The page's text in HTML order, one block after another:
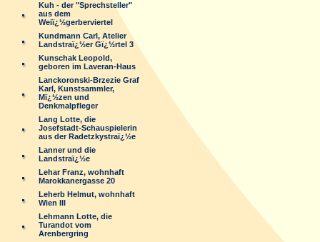
Kuh - der "Sprechsteller"
aus dem
Weiï¿½gerberviertel
Kundmann Carl, Atelier
Landstraï¿½er Gï¿½rtel 3
Kunschak Leopold,
geboren im Laveran-Haus
Lanckoronski-Brzezie Graf
Karl, Kunstsammler,
Mï¿½zen und
Denkmalpfleger
Lang Lotte, die
Josefstadt-Schauspielerin
aus der Radetzkystraï¿½e
Lanner und die
Landstraï¿½e
Lehar Franz, wohnhaft
Marokkanergasse 20
Leherb Helmut, wohnhaft
Wien III
Lehmann Lotte, die
Turandot vom
Arenbergring